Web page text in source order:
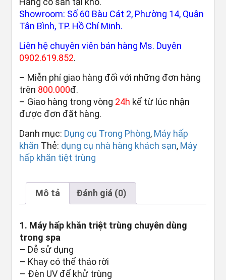
Showroom: Số 60 Bàu Cát 2, Phường 14, Quận
Tân Bình, TP. Hồ Chí Minh.
Liên hệ chuyên viên bán hàng Ms. Duyên
0902.619.852.
– Miễn phí giao hàng đối với những đơn hàng
trên 800.000đ.
– Giao hàng trong vòng 24h kể từ lúc nhận
được đơn đặt hàng.
Danh mục: Dụng cụ Trong Phòng, Máy hấp
khăn Thẻ: dụng cụ nhà hàng khách sạn, Máy
hấp khăn tiệt trùng
Mô tả Đánh giá (0)
1. Máy hấp khăn triệt trùng chuyên dùng
trong spa
– Dễ sử dụng
– Khay có thể tháo rời
– Đèn UV để khử trùng